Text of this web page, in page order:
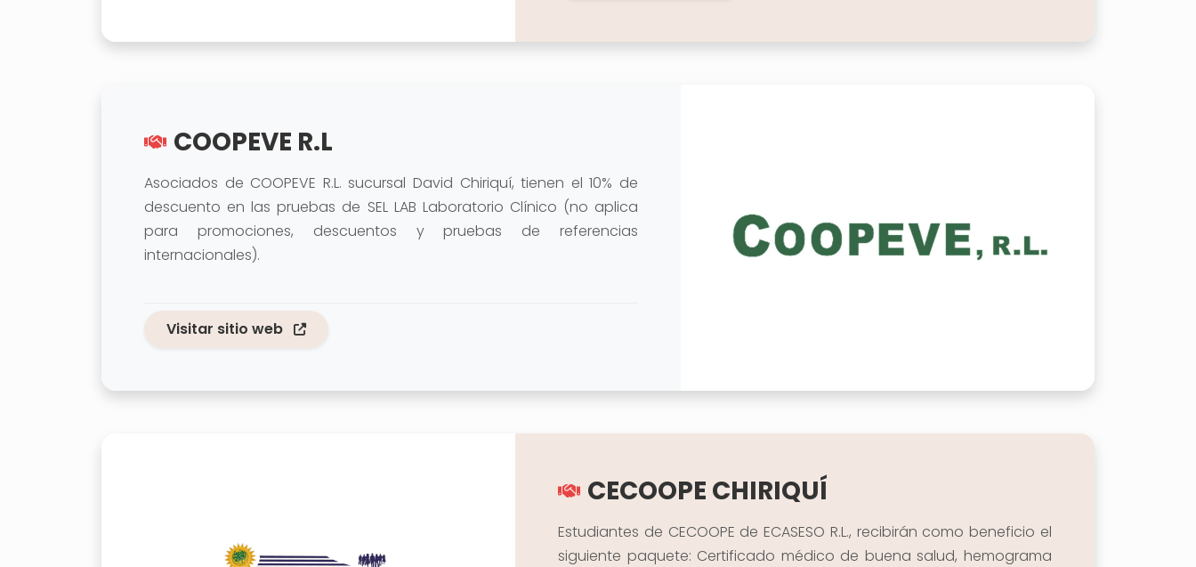
COOPEVE R.L
Asociados de COOPEVE R.L. sucursal David Chiriquí, tienen el 10% de
descuento en las pruebas de SEL LAB Laboratorio Clínico (no aplica
para promociones, descuentos y pruebas de referencias
internacionales).
Visitar sitio web
CECOOPE CHIRIQUÍ
Estudiantes de CECOOPE de ECASESO R.L., recibirán como beneficio el
siguiente paquete: Certificado médico de buena salud, hemograma